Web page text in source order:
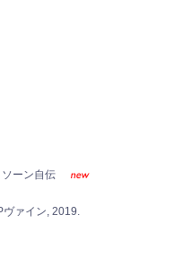
ーン自伝
ヴァイン, 2019.